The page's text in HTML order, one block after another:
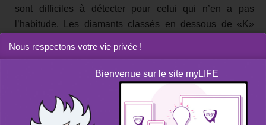
sont difficiles à détecter pour celui qui n’en a pas
l’habitude. Les diamants classés en dessous de «K»
Les diamants dotés
Nous respectons votre vie privée !
Bienvenue sur le site myLIFE